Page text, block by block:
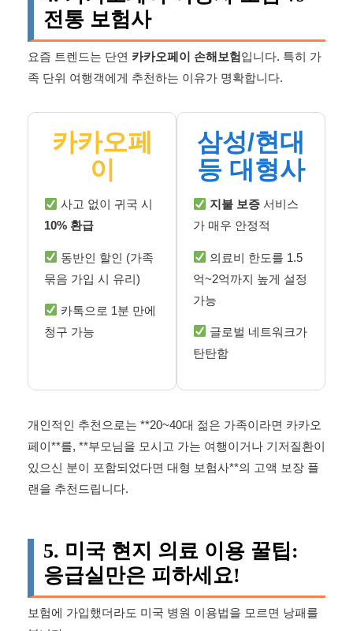
전통 보험사
요즘 트렌드는 단연 카카오페이 손해보험입니다. 특히 가
족 단위 여행객에게 추천하는 이유가 명확합니다.
카카오페
이
사고 없이 귀국 시
10% 환급
동반인 할인 (가족
묶음 가입 시 유리)
카톡으로 1분 만에
청구 가능
삼성/현대
등 대형사
지불 보증 서비스
가 매우 안정적
의료비 한도를 1.5
억~2억까지 높게 설정
가능
글로벌 네트워크가
탄탄함
개인적인 추천으로는 **20~40대 젊은 가족이라면 카카오
페이**를, **부모님을 모시고 가는 여행이거나 기저질환이
있으신 분이 포함되었다면 대형 보험사**의 고액 보장 플
랜을 추천드립니다.
5. 미국 현지 의료 이용 꿀팁:
응급실만은 피하세요!
보험에 가입했더라도 미국 병원 이용법을 모르면 낭패를